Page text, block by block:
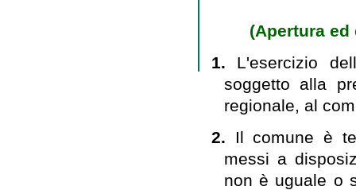
(Apertura
1. L'esercizio
soggetto alla
regionale, al
2.
Il comune è
messi a
non è uguale o